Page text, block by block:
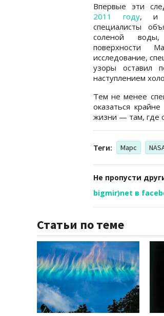
Впервые эти
2011 году, и
специалисты
соленой
поверхности
исследование,
узоры оставил
наступлением
Тем не менее
оказаться
жизни — там, где
Теги: Марс
Не пропусти
bigmir)net в
Статьи по теме